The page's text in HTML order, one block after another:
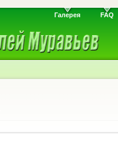
Галерея FAQ